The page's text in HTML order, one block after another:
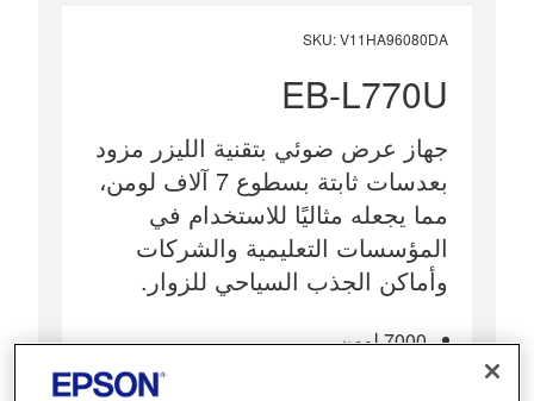
SKU:V11HA96080DA
EB-L770U
جهاز عرض ضوئي بتقنية الليزر مزود
بعدسات ثابتة بسطوع 7 آلاف لومن،
مما يجعله مثاليًا للاستخدام في
المؤسسات التعليمية والشركات
وأماكن الجذب السياحي للزوار.
7000 لومن